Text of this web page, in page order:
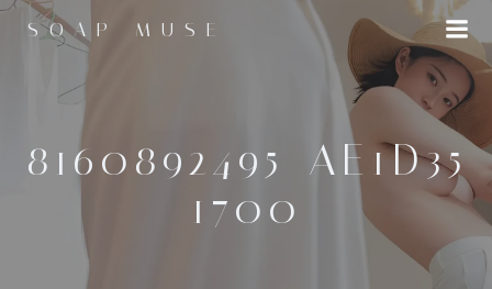
ス
キ
ッ
SOAP MUSE
8160892495_AE1D35
1700